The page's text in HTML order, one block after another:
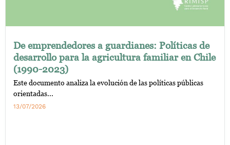
De emprendedores a guardianes: Políticas de
desarrollo para la agricultura familiar en Chile
(1990-2023)
Este documento analiza la evolución de las políticas públicas
orientadas...
13/07/2026